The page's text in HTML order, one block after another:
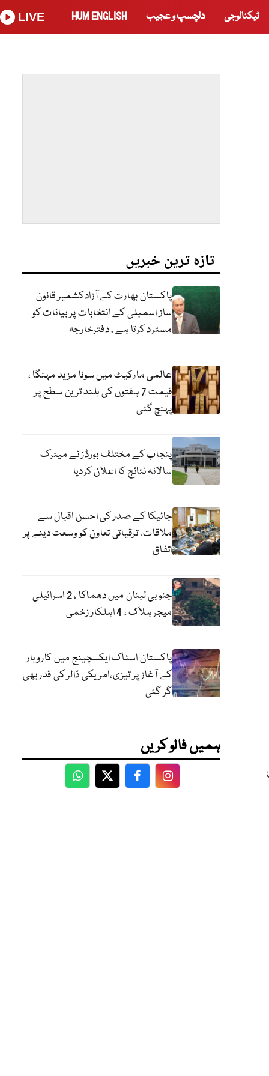
ٹیکنالوجی دلچسپ و عجیب HUM ENGLISH
LIVE
تازہ ترین خبریں
پاکستان بھارت کے آزادکشمیر قانون
ساز اسمبلی کے انتخابات پر بیانات کو
مسترد کرتا ہے ، دفترخارجہ
عالمی مارکیٹ میں سونا مزید مہنگا ،
قیمت 7 ہفتوں کی بلند ترین سطح پر
پہنچ گئی
پنجاب کے مختلف بورڈز نے میٹرک
سالانہ نتائج کا اعلان کردیا
جائیکا کے صدر کی احسن اقبال سے
ملاقات، ترقیاتی تعاون کو وسعت دینے پر
اتفاق
جنوبی لبنان میں دھماکا ، 2 اسرائیلی
میجر ہلاک ، 4 اہلکار زخمی
پاکستان اسٹاک ایکسچینج میں کاروبار
کے آغاز پر تیزی،امریکی ڈالر کی قدر بھی
گر گئی
ہمیں فالو کریں
WhatsApp
TwitterFacebookFacebook